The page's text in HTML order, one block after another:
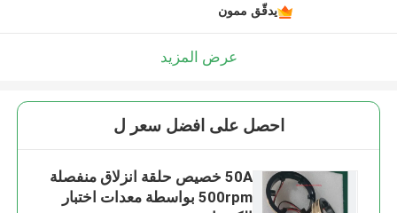
يدقّق ممون
عرض المزيد
احصل على افضل سعر ل
50A خصيص حلقة انزلاق منفصلة
500rpm بواسطة معدات اختبار